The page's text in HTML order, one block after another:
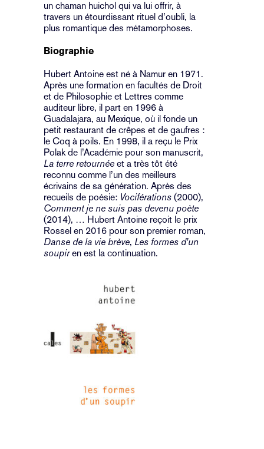
un chaman huichol qui va lui offrir, à
travers un étourdissant rituel d’oubli, la
plus romantique des métamorphoses.
Biographie
Hubert Antoine est né à Namur en 1971.
Après une formation en facultés de Droit
et de Philosophie et Lettres comme
auditeur libre, il part en 1996 à
Guadalajara, au Mexique, où il fonde un
petit restaurant de crêpes et de gaufres :
le Coq à poils. En 1998, il a reçu le Prix
Polak de l’Académie pour son manuscrit,
La terre retournée et a très tôt été
reconnu comme l’un des meilleurs
écrivains de sa génération. Après des
recueils de poésie: Vociférations (2000),
Comment je ne suis pas devenu poète
(2014), … Hubert Antoine reçoit le prix
Rossel en 2016 pour son premier roman,
Danse de la vie brève, Les formes d’un
soupiren est la continuation.